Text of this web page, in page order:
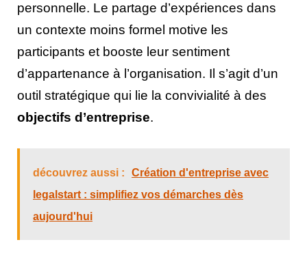
personnelle. Le partage d’expériences dans
un contexte moins formel motive les
participants et booste leur sentiment
d’appartenance à l’organisation. Il s’agit d’un
outil stratégique qui lie la convivialité à des
objectifs d’entreprise.
découvrez aussi :
Création d'entreprise avec
legalstart : simplifiez vos démarches dès
aujourd'hui